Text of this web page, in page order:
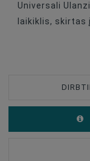
Universali
laikiklis, skirtas